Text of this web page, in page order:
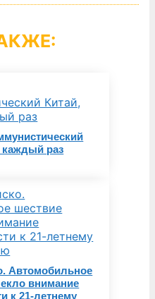
каждый раз
Автомобильное
внимание
к 21-летнему